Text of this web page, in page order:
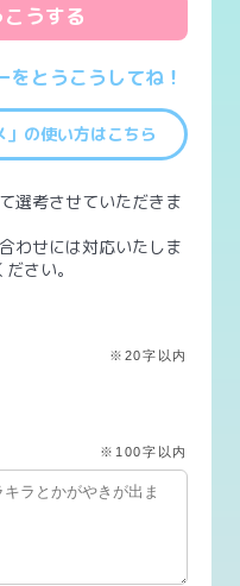
うする
をとうこうしてね！
」の使い方はこちら
選考させていただきま
わせには対応いたしま
さい。
※20字以内
※100字以内